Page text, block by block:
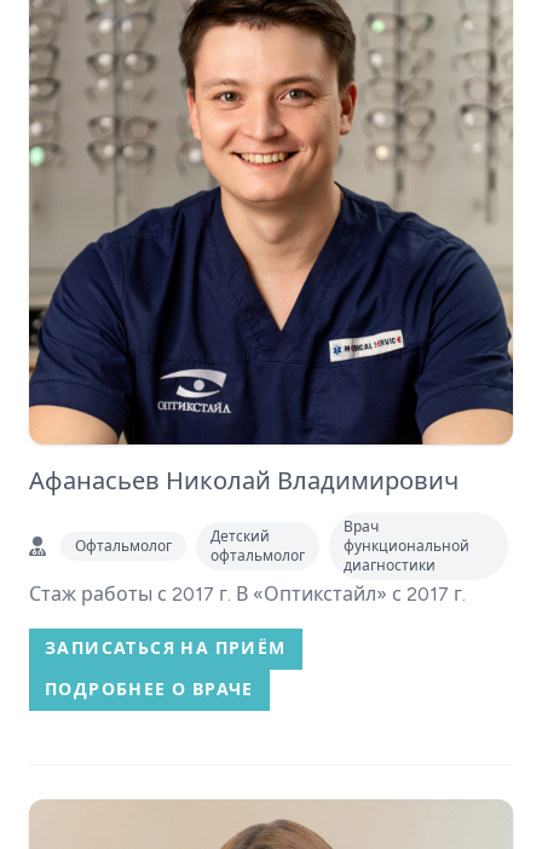
Афанасьев Николай Владимирович
Офтальмолог
Детский
офтальмолог
Врач
функциональной
диагностики
Стаж работы с 2017 г. В «Оптикстайл» с 2017 г.
ЗАПИСАТЬСЯ НА ПРИЁМ
ПОДРОБНЕЕ О ВРАЧЕ